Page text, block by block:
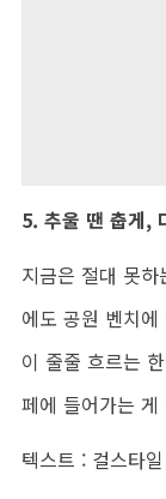
5. 추울 땐 춥게,
지금은 절대 못하
에도 공원 벤치에
이 줄줄 흐르는
페에 들어가는
텍스트 : 걸스타